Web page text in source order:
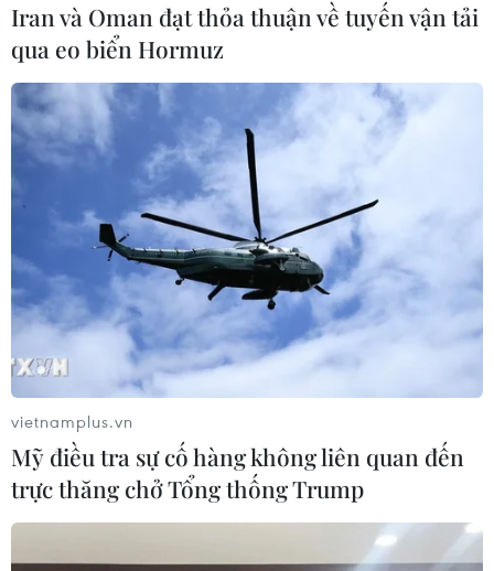
Iran và Oman đạt thỏa thuận về tuyến vận tải
qua eo biển Hormuz
vietnamplus.vn
Mỹ điều tra sự cố hàng không liên quan đến
trực thăng chở Tổng thống Trump